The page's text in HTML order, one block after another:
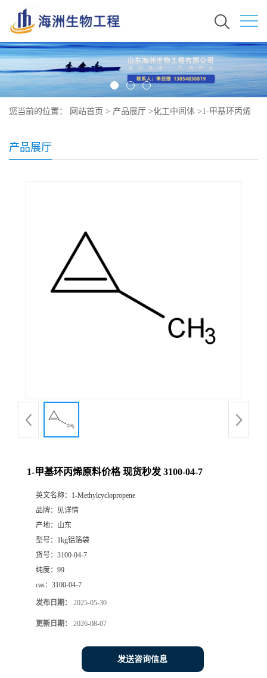
您当前的位置： 网站首页 > 产品展厅 >化工中间体 >1-甲基环丙烯
产品展厅
1-甲基环丙烯原料价格 现货秒发 3100-04-7
英文名称： 1-Methylcyclopropene
品牌：
见详情
产地： 山东
型号： 1kg铝箔袋
货号： 3100-04-7
纯度： 99
cas： 3100-04-7
发布日期： 2025-05-30
更新日期： 2026-08-07
发送咨询信息